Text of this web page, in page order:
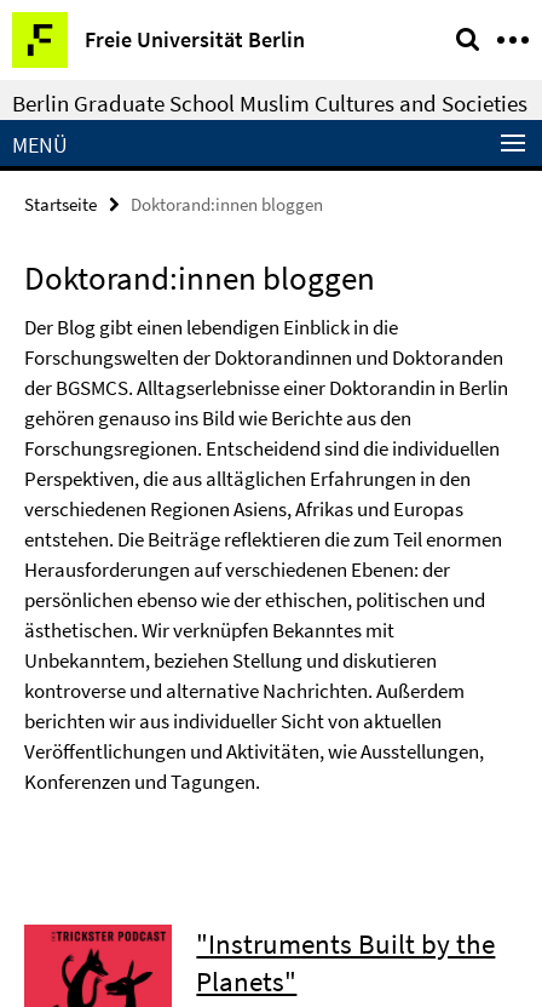
Springe
direkt
zu
Inhalt
Freie Universität Berlin
Service-
Navigation
Berlin Graduate School Muslim Cultures and Societies
MENÜ
Startseite Doktorand:innen bloggen
Doktorand:innen bloggen
Der Blog gibt einen lebendigen Einblick in die
Forschungswelten der Doktorandinnen und Doktoranden
der BGSMCS. Alltagserlebnisse einer Doktorandin in Berlin
gehören genauso ins Bild wie Berichte aus den
Forschungsregionen. Entscheidend sind die individuellen
Perspektiven, die aus alltäglichen Erfahrungen in den
verschiedenen Regionen Asiens, Afrikas und Europas
entstehen. Die Beiträge reflektieren die zum Teil enormen
Herausforderungen auf verschiedenen Ebenen: der
persönlichen ebenso wie der ethischen, politischen und
ästhetischen. Wir verknüpfen Bekanntes mit
Unbekanntem, beziehen Stellung und diskutieren
kontroverse und alternative Nachrichten. Außerdem
berichten wir aus individueller Sicht von aktuellen
Veröffentlichungen und Aktivitäten, wie Ausstellungen,
Konferenzen und Tagungen.
"Instruments Built by the
Planets"